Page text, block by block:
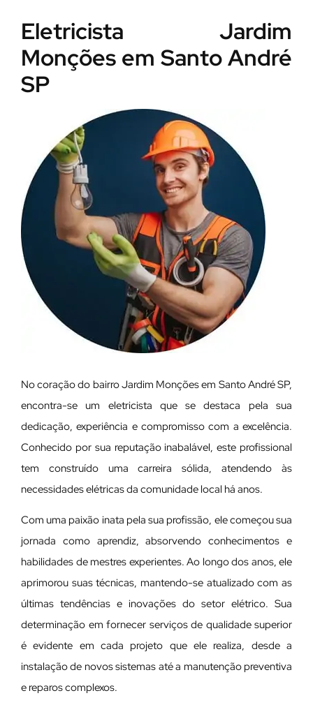
Eletricista Jardim
Monções em Santo André
SP
No coração do bairro Jardim Monções em Santo André SP,
encontra-se um eletricista que se destaca pela sua
dedicação, experiência e compromisso com a excelência.
Conhecido por sua reputação inabalável, este profissional
tem construído uma carreira sólida, atendendo às
necessidades elétricas da comunidade local há anos.
Com uma paixão inata pela sua profissão, ele começou sua
jornada como aprendiz, absorvendo conhecimentos e
habilidades de mestres experientes. Ao longo dos anos, ele
aprimorou suas técnicas, mantendo-se atualizado com as
últimas tendências e inovações do setor elétrico. Sua
determinação em fornecer serviços de qualidade superior
é evidente em cada projeto que ele realiza, desde a
instalação de novos sistemas até a manutenção preventiva
e reparos complexos.